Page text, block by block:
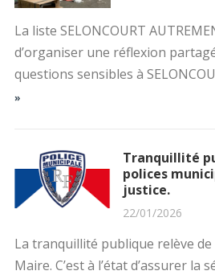
La liste SELONCOURT
d’organiser une réflexion
questions sensibles à
»
Tranquillité
polices
justice.
22/01/2026
La tranquillité publique relève
Maire. C’est à l’état d’assurer la